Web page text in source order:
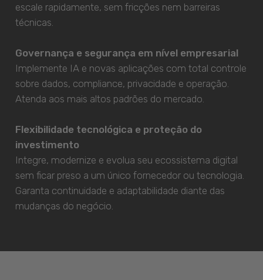
escale rapidamente, sem fricções nem barreiras
técnicas.
Governança e segurança em nível empresarial
Implemente IA e novas aplicações com total controle
sobre dados, compliance, privacidade e operação.
Atenda aos mais altos padrões do mercado.
Flexibilidade tecnológica e proteção do
investimento
Integre, modernize e evolua seu ecossistema digital
sem ficar preso a um único fornecedor ou tecnologia.
Garanta continuidade e adaptabilidade diante das
mudanças do negócio.